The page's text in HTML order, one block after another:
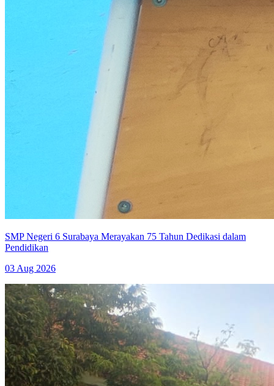
SMP Negeri 6 Surabaya Merayakan 75 Tahun Dedikasi dalam
Pendidikan
03 Aug 2026